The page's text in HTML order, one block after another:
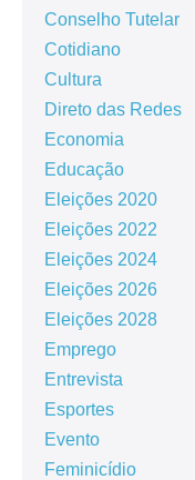
Conselho Tutelar
Cotidiano
Cultura
Direto das Redes
Economia
Educação
Eleições 2020
Eleições 2022
Eleições 2024
Eleições 2026
Eleições 2028
Emprego
Entrevista
Esportes
Evento
Feminicídio